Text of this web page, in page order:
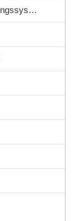
HME GmbH Dichtungssysteme